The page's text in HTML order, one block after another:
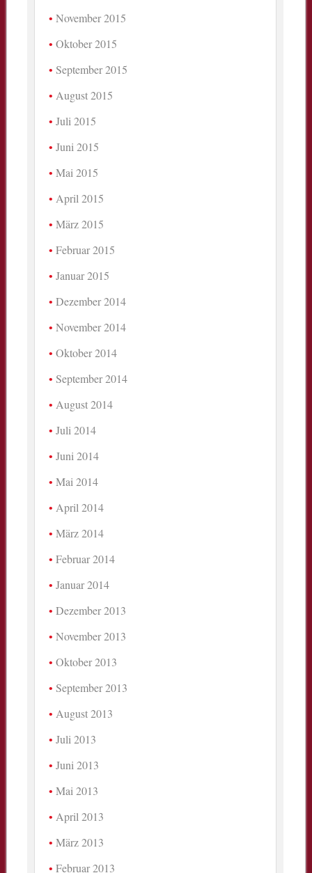
November 2015
Oktober 2015
September 2015
August 2015
Juli 2015
Juni 2015
Mai 2015
April 2015
März 2015
Februar 2015
Januar 2015
Dezember 2014
November 2014
Oktober 2014
September 2014
August 2014
Juli 2014
Juni 2014
Mai 2014
April 2014
März 2014
Februar 2014
Januar 2014
Dezember 2013
November 2013
Oktober 2013
September 2013
August 2013
Juli 2013
Juni 2013
Mai 2013
April 2013
März 2013
Februar 2013